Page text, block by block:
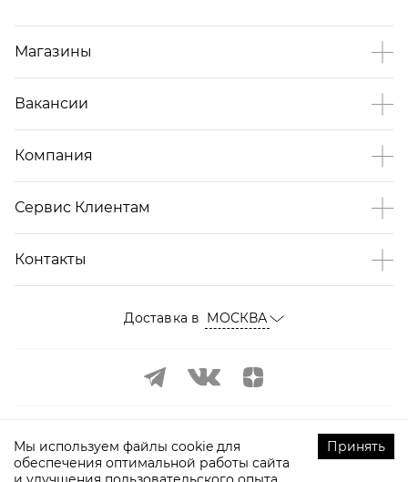
Магазины
Вакансии
Компания
Сервис Клиентам
Контакты
Доставка в МОСКВА
Мы используем файлы cookie для
обеспечения оптимальной работы сайта
Принять